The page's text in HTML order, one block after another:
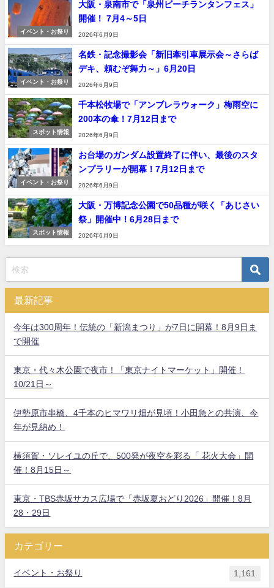
イベント・お祭り
大阪・泉南市で「泉州ビーチランタンフェス」
開催！ 7月4～5日
2026年6月9日
イベント・お祭り
名鉄・記念撮影会「新旧牽引車展示会～さらば
デキ、頼むぞ舞力～」6月20日
2026年6月9日
スポット情報
千本松牧場で「アンブレラウォーク」梅雨空に
200本の傘！7月12日まで
2026年6月9日
イベント・お祭り
お台場のガンダム設置終了に伴い、最後のスタ
ンプラリーが開幕！7月12日まで
2026年6月9日
スポット情報
大阪・万博記念公園で50品種が咲く「あじさい
祭」開催中！6月28日まで
2026年6月9日
最新記事
今年は300周年！伝統の「新潟まつり」が7日に開幕！8月9日ま
で開催
東京・代々木公園で夜市！「東京ナイトマーケット」開催！
10/21日～
伊勢原市串橋、4千本のヒマワリ畑が見頃！小田急との共演、今
年が見納め！
横須賀・ソレイユの丘で、500発が夜空を彩る「 花火大会」開
催！8月15日～
東京・TBS赤坂サカス広場で「赤坂夏おどり2026」開催！8月
28・29日
カテゴリー
イベント・お祭り 1,161